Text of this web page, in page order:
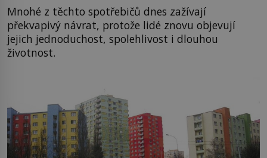
Mnohé z těchto spotřebičů dnes zažívají
překvapivý návrat, protože lidé znovu objevují
jejich jednoduchost, spolehlivost i dlouhou
životnost.